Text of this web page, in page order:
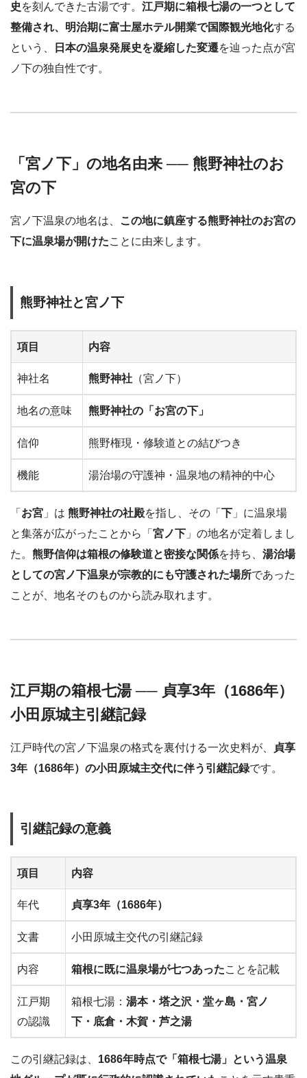
史 を刻んできた古湯です。 江戸期に箱根七湯の一つとして
整備され、明治期に富士屋ホテル開業で国際観光地化する
という、
日本の温泉発展史を凝縮した変遷を辿った点が宮
ノ下の独自性です。
「宮ノ下」の地名由来 ── 熊野神社のお
宮の下
宮ノ下温泉の地名は、
この地に鎮座する熊野神社のお宮の
下に温泉場が開けたことに由来します。
熊野神社と宮ノ下
項目 内容
神社名 熊野神社 （宮ノ下）
地名の意味 熊野神社の「お宮の下」
信仰 熊野権現・修験道との結びつき
機能 湯治場の守護神・温泉地の精神的中心
「 お宮 」は 熊野神社の社殿を指し、その「 下 」に温泉場
と集落が広がったことから「 宮ノ下 」の地名が定着しまし
た。 熊野信仰は箱根の修験道と密接な関係を持ち、 湯治場
としての宮ノ下温泉が宗教的にも守護された場所であった
ことが、地名そのものから読み取れます。
江戸期の箱根七湯 ── 貞享3年（1686年）
小田原城主引継記録
江戸時代の宮ノ下温泉の格式を裏付ける一次史料が、
貞享
3年（1686年）の小田原城主交代に伴う引継記録です。
引継記録の意義
項目 内容
年代 貞享3年（1686年）
文書 小田原城主交代の引継記録
内容 箱根に既に温泉場が七つあったことを記載
江戸期
の認識
箱根七湯： 湯本・塔之沢・堂ヶ島・宮ノ
下・底倉・木賀・芦之湯
この引継記録は、 1686年時点で「箱根七湯」という温泉